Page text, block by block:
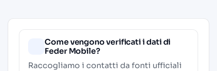
Come vengono verificati i dati di
Feder Mobile?
Raccogliamo i contatti da fonti ufficiali